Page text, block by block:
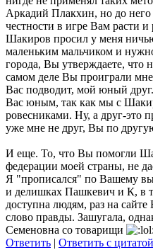
Аркадий Плакхин, но до него
честности в игре Вам расти
Шакиров просил у меня
маленьким мальчиком и
города, Вы утверждаете,
самом деле Вы проиграли
Вас подводит, мой юный
Вас юным, так как мы с
ровесниками. Ну, а друг-это
уже мне не друг, Вы по
И еще. То, что Вы помогли
федерации моей страны, не
Я "прописался" по Вашему
и делишках Пашкевич и К, в
доступна людям, раз на сайте
слово правды. Зашугала,
Семеновна со товарищи
Ответить | Ответить с цитатой